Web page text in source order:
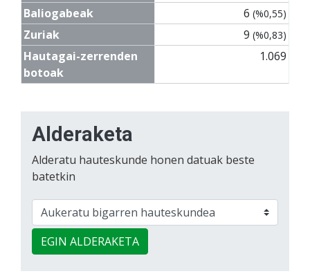
Baliogabeak
6 (%0,55)
Zuriak 9 (%0,83)
Hautagai-zerrenden
botoak
1.069
Alderaketa
Alderatu hauteskunde honen datuak beste
batetkin
EGIN ALDERAKETA